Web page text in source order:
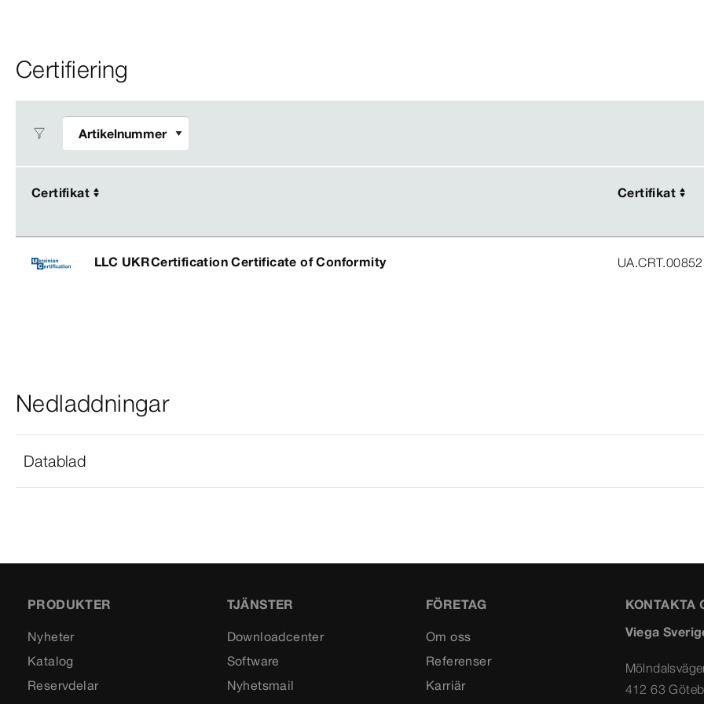
Certifiering
Certifikat Certifikat
Certifikat Certifikat
LLC UKRCertification Certificate of Conformity
Nedladdningar
Datablad
PRODUKTER
Nyheter
Katalog
Reservdelar
TJÄNSTER
Downloadcenter
Software
Nyhetsmail
FÖRETAG
Om oss
Referenser
Karriär
KONTAKTA
Viega
412 63